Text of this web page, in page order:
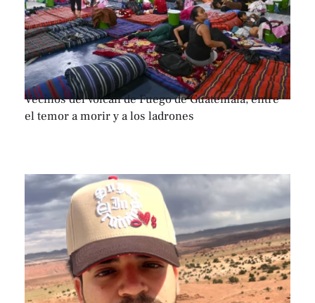
Vecinos del volcán de Fuego de Guatemala, entre
el temor a morir y a los ladrones